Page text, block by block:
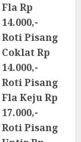
Fla Rp
14.000,-
Roti Pisang
Coklat Rp
14.000,-
Roti Pisang
Fla Keju Rp
17.000,-
Roti Pisang